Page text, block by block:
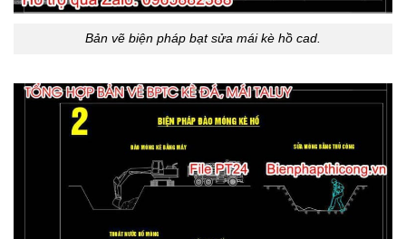
Bản vẽ biện pháp bạt sửa mái kè hồ cad.